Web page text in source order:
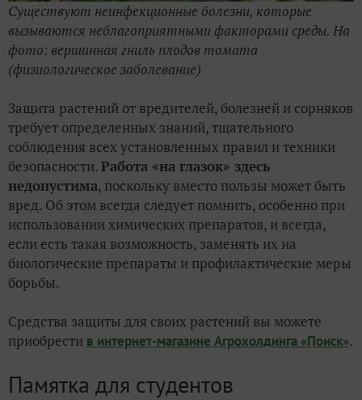
Существуют неинфекционные болезни, которые
вызываются неблагоприятными факторами среды. На
фото: вершинная гниль плодов томата
(физиологическое заболевание)
Защита растений от вредителей, болезней и сорняков
требует определенных знаний, тщательного
соблюдения всех установленных правил и техники
безопасности. Работа «на глазок» здесь
недопустима, поскольку вместо пользы может быть
вред. Об этом всегда следует помнить, особенно при
использовании химических препаратов, и всегда,
если есть такая возможность, заменять их на
биологические препараты и профилактические меры
борьбы.
Средства защиты для своих растений вы можете
приобрести в интернет-магазине Агрохолдинга «Поиск».
Памятка для студентов